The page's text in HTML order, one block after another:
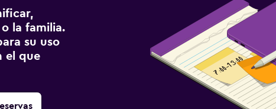
la familia.
su uso
el que